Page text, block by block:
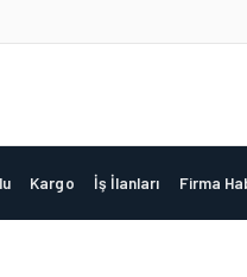
Kargo İş İlanları Firma